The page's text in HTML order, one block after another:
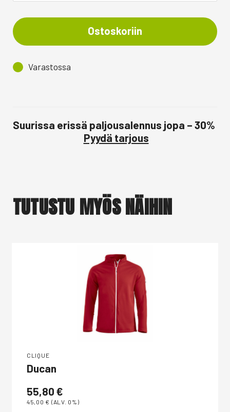
Ostoskoriin
Varastossa
Suurissa erissä paljousalennus jopa – 30%
Pyydä tarjous
TUTUSTU MYÖS NÄIHIN
CLIQUE
Ducan
55,80 €
45,00 € (ALV. 0%)